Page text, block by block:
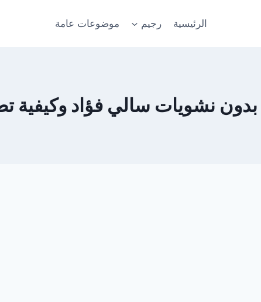
الرئيسية رجيم موضوعات عامة
نشويات سالي فؤاد وكيفية